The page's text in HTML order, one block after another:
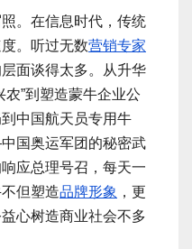
。在信息时代，传统
。听过无数营销专家
面谈得太多。从升华
”到塑造蒙牛企业公
中国航天员专用牛
国奥运军团的秘密武
应总理号召，每天一
但塑造品牌形象 ，更
心树造商业社会不多